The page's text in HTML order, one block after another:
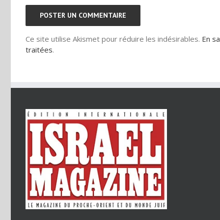
Ce site utilise Akismet pour réduire les indésirables. En
traitées.